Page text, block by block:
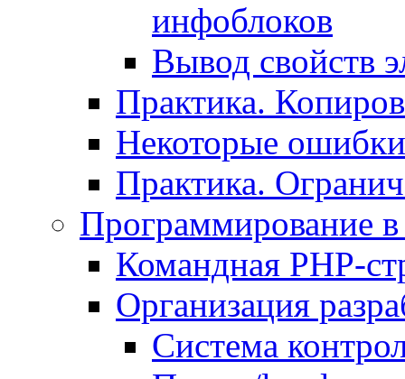
инфоблоков
Вывод свойств
Практика.
Некоторые
Практика.
Программирование
Командная PHP-
Организация
Система